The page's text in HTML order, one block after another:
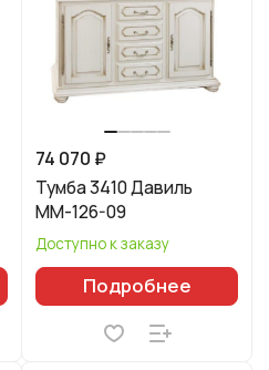
74 070 ₽
Тумба 3410 Давиль
ММ-126-09
Доступно к заказу
Подробнее